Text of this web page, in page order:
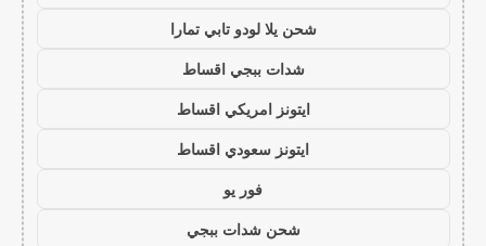
شحن يلا لودو تابي تمارا
شدات ببجي اقساط
ايتونز امريكي اقساط
ايتونز سعودي اقساط
فور يو
شحن شدات ببجي